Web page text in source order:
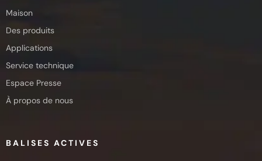
Maison
Des produits
Applications
Service technique
Espace Presse
À propos de nous
BALISES ACTIVES